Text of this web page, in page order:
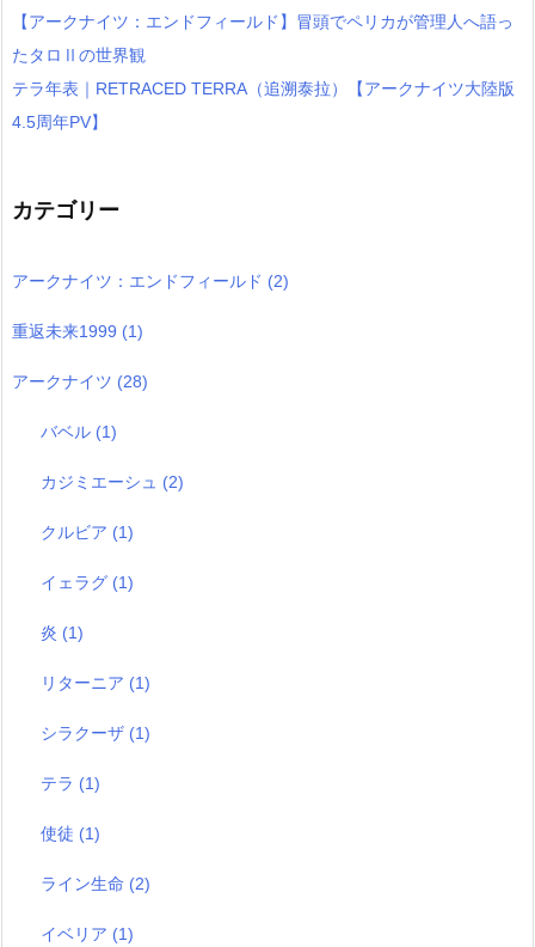
【アークナイツ：エンドフィールド】冒頭でペリカが管理人へ語っ
たタロⅡの世界観
テラ年表｜RETRACED TERRA（追溯泰拉）【アークナイツ大陸版
4.5周年PV】
カテゴリー
アークナイツ：エンドフィールド (2)
重返未来1999 (1)
アークナイツ (28)
バベル (1)
カジミエーシュ (2)
クルビア (1)
イェラグ (1)
炎 (1)
リターニア (1)
シラクーザ (1)
テラ (1)
使徒 (1)
ライン生命 (2)
イベリア (1)